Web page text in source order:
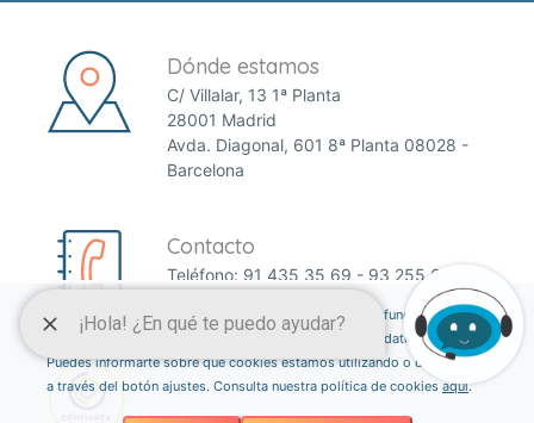
Dónde estamos
C/ Villalar, 13 1ª Planta
28001 Madrid
Avda. Diagonal, 601 8ª Planta 08028 -
Barcelona
Contacto
Teléfono: 91 435 35 69 - 93 255 61 47
Esta página web usa cookies para permitir el correcto funcionamiento de
la web y mejorar la experiencia del usuario a través de datos estadísticos.
Puedes informarte sobre qué cookies estamos utilizando o desactivarlas
a través del botón ajustes. Consulta nuestra política de cookies aquí.